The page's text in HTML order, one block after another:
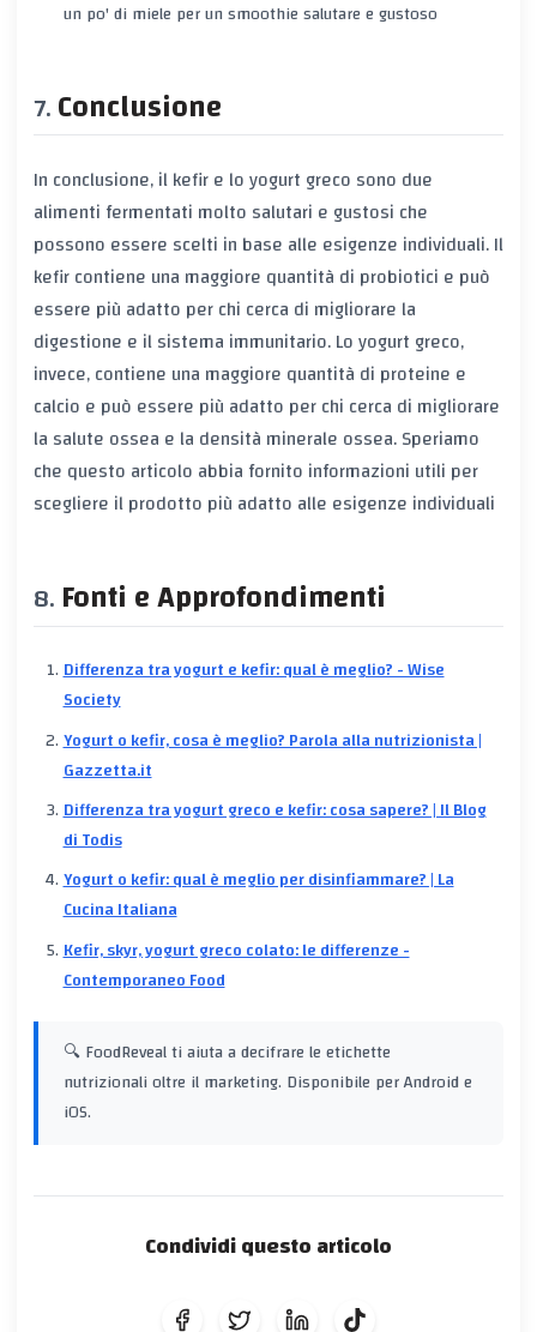
un po' di miele per un smoothie salutare e gustoso
Conclusione
In conclusione, il kefir e lo yogurt greco sono due
alimenti fermentati molto salutari e gustosi che
possono essere scelti in base alle esigenze individuali. Il
kefir contiene una maggiore quantità di probiotici e può
essere più adatto per chi cerca di migliorare la
digestione e il sistema immunitario. Lo yogurt greco,
invece, contiene una maggiore quantità di proteine e
calcio e può essere più adatto per chi cerca di migliorare
la salute ossea e la densità minerale ossea. Speriamo
che questo articolo abbia fornito informazioni utili per
scegliere il prodotto più adatto alle esigenze individuali
Fonti e Approfondimenti
Differenza tra yogurt e kefir: qual è meglio? - Wise
Society
Yogurt o kefir, cosa è meglio? Parola alla nutrizionista |
Gazzetta.it
Differenza tra yogurt greco e kefir: cosa sapere? | Il Blog
di Todis
Yogurt o kefir: qual è meglio per disinfiammare? | La
Cucina Italiana
Kefir, skyr, yogurt greco colato: le differenze -
Contemporaneo Food
🔍 FoodReveal ti aiuta a decifrare le etichette
nutrizionali oltre il marketing. Disponibile per Android e
iOS.
Condividi questo articolo